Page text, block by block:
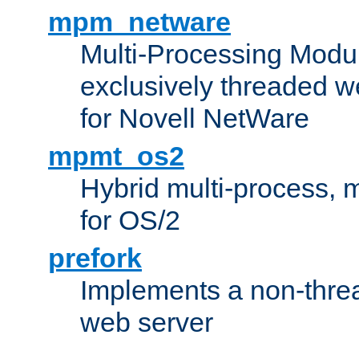
mpm_netware
Multi-Processing
exclusively threaded
for Novell NetWare
mpmt_os2
Hybrid multi-process,
for OS/2
prefork
Implements a non-
web server